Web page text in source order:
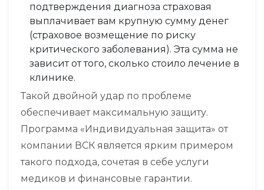
подтверждения диагноза страховая
выплачивает вам крупную сумму денег
(страховое возмещение по риску
критического заболевания). Эта сумма не
зависит от того, сколько стоило лечение в
клинике.
Такой двойной удар по проблеме
обеспечивает максимальную защиту.
Программа «Индивидуальная защита» от
компании ВСК является ярким примером
такого подхода, сочетая в себе услуги
медиков и финансовые гарантии.